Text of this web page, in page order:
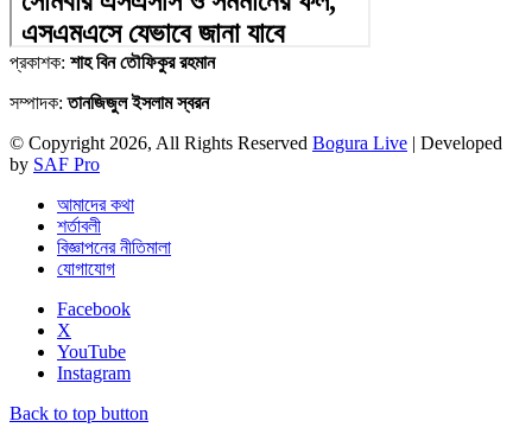
প্রকাশক: শাহ বিন তৌফিকুর রহমান
সম্পাদক:তানজিজুল ইসলাম স্বরন
© Copyright 2026, All Rights Reserved Bogura Live | Developed
by SAF Pro
আমাদের কথা
শর্তাবলী
বিজ্ঞাপনের নীতিমালা
যোগাযোগ
Facebook
X
YouTube
Instagram
Back to top button